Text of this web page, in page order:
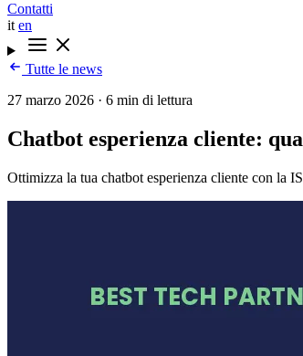
Contatti
it en
Tutte le news
27 marzo 2026 · 6 min di lettura
Chatbot esperienza cliente:
Ottimizza la tua chatbot esperienza cliente con la